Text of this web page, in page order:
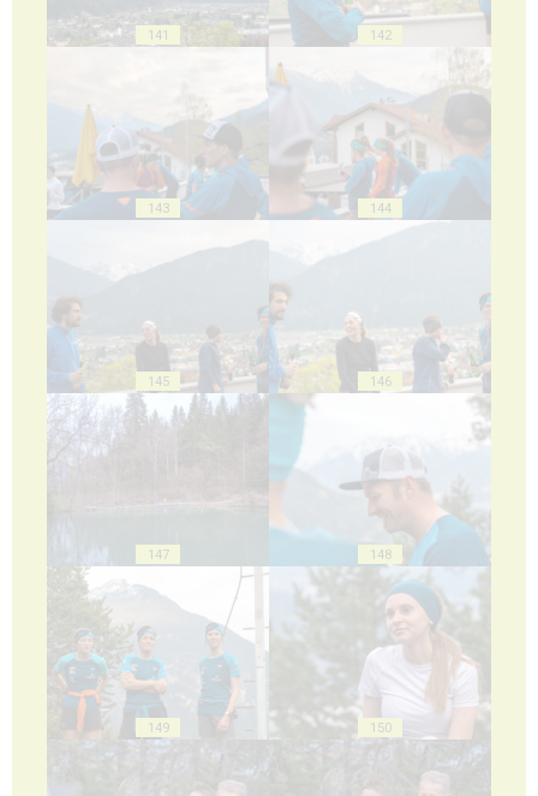
141 142
143 144
145 146
147 148
149 150